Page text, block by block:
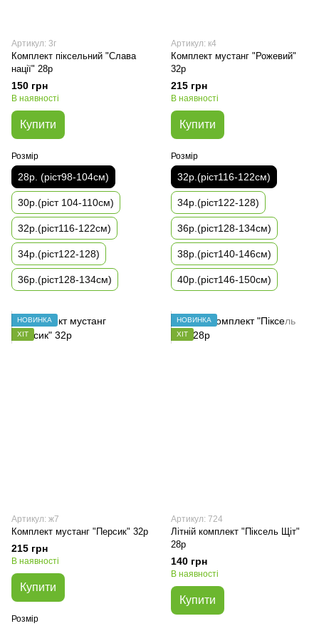
Артикул: 3г
Комплект піксельний "Слава
нації" 28р
150 грн
В наявності
Купити
Розмір
28р. (ріст98-104см)
30р.(ріст 104-110см)
32р.(ріст116-122см)
34р.(ріст122-128)
36р.(ріст128-134см)
Артикул: к4
Комплект мустанг "Рожевий"
32р
215 грн
В наявності
Купити
Розмір
32р.(ріст116-122см)
34р.(ріст122-128)
36р.(ріст128-134см)
38р.(ріст140-146см)
40р.(ріст146-150см)
НОВИНКА
ХІТ
Артикул: ж7
Комплект мустанг "Персик" 32р
215 грн
В наявності
Купити
Розмір
НОВИНКА
ХІТ
Артикул: 724
Літній комплект "Піксель Щіт"
28р
140 грн
В наявності
Купити